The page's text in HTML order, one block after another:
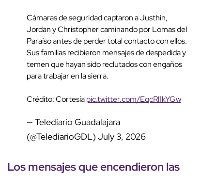
Cámaras de seguridad captaron a Justhin,
Jordan y Christopher caminando por Lomas del
Paraíso antes de perder total contacto con ellos.
Sus familias recibieron mensajes de despedida y
temen que hayan sido reclutados con engaños
para trabajar en la sierra.
Crédito: Cortesíapic.twitter.com/EqcRl1kYGw
— Telediario Guadalajara
(@TelediarioGDL) July 3, 2026
Losmensajesque encendieron las